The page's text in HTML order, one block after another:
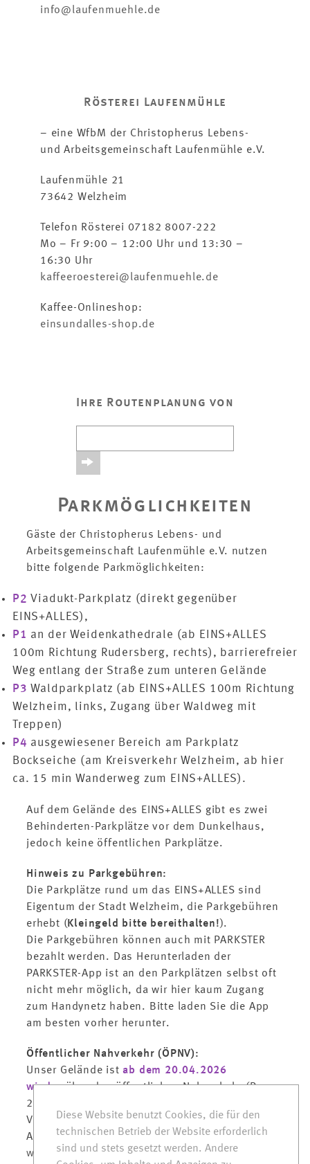
Diese Website benutzt Cookies, die für den
technischen Betrieb der Website erforderlich
sind und stets gesetzt werden. Andere
info@laufenmuehle.de
Rösterei Laufenmühle
– eine WfbM der Christopherus Lebens-
und Arbeitsgemeinschaft Laufenmühle e.V.
Laufenmühle 21
73642 Welzheim
Telefon Rösterei 07182 8007-222
Mo – Fr 9:00 – 12:00 Uhr und 13:30 –
16:30 Uhr
kaffeeroesterei@laufenmuehle.de
Kaffee-Onlineshop:
einsundalles-shop.de
Ihre Routenplanung von
Parkmöglichkeiten
Gäste der Christopherus Lebens- und
Arbeitsgemeinschaft Laufenmühle e.V. nutzen
bitte folgende Parkmöglichkeiten:
P2 Viadukt-Parkplatz (direkt gegenüber
EINS+ALLES),
P1 an der Weidenkathedrale (ab EINS+ALLES
100m Richtung Rudersberg, rechts), barrierefreier
Weg entlang der Straße zum unteren Gelände
P3 Waldparkplatz (ab EINS+ALLES 100m Richtung
Welzheim, links, Zugang über Waldweg mit
Treppen)
P4 ausgewiesener Bereich am Parkplatz
Bockseiche (am Kreisverkehr Welzheim, ab hier
ca. 15 min Wanderweg zum EINS+ALLES).
Auf dem Gelände des EINS+ALLES gibt es zwei
Behinderten-Parkplätze vor dem Dunkelhaus,
jedoch keine öffentlichen Parkplätze.
Hinweis zu Parkgebühren:
Die Parkplätze rund um das EINS+ALLES sind
Eigentum der Stadt Welzheim, die Parkgebühren
erhebt ( Kleingeld bitte bereithalten!).
Die Parkgebühren können auch mit PARKSTER
bezahlt werden. Das Herunterladen der
PARKSTER-App ist an den Parkplätzen selbst oft
nicht mehr möglich, da wir hier kaum Zugang
zum Handynetz haben. Bitte laden Sie die App
am besten vorher herunter.
Öffentlicher Nahverkehr (ÖPNV):
Unser Gelände istab dem 20.04.2026
wieder über den öffentlichen Nahverkehr (Bus
228, 265) erreichbar. Bitte prüfen Sie die
Verbindung vor Ihrer Anreise.
Aktuelle Verbindungen gibt es hier:
www.vvs.de